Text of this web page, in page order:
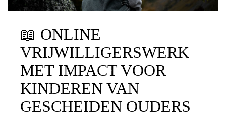
📖 ONLINE
VRIJWILLIGERSWERK
MET IMPACT VOOR
KINDEREN VAN
GESCHEIDEN OUDERS